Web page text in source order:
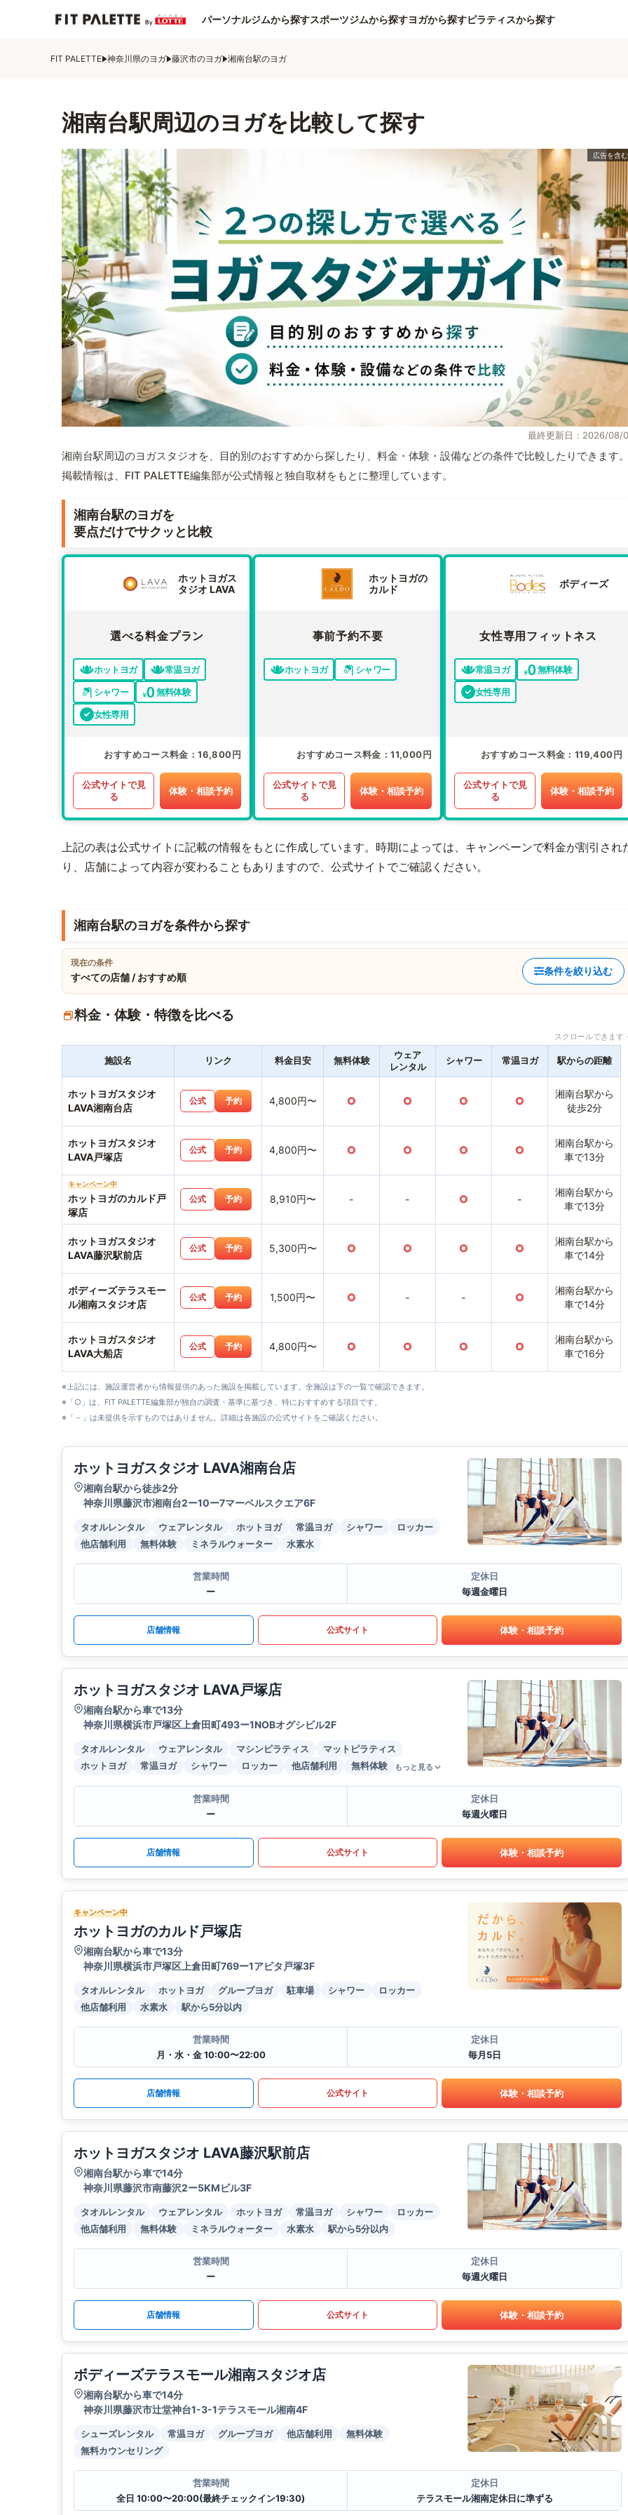
パーソナルジムから探すスポーツジムから探すヨガから探すピラティスから探す
FIT PALETTE 神奈川県のヨガ 藤沢市のヨガ 湘南台駅のヨガ
湘南台駅周辺のヨガを比較して探す
最終更新日：2026/08/
湘南台駅周辺のヨガスタジオを、目的別のおすすめから探したり、料金・体験・設備などの条件で比較したりできます
掲載情報は、FIT PALETTE編集部が公式情報と独自取材をもとに整理しています。
湘南台駅のヨガを
要点だけでサクッと比較
ホットヨガス
タジオ LAVA
選べる料金プラン
ホットヨガ
常温ヨガ
シャワー
無料体験
女性専用
おすすめコース料金 16,800円
公式サイトで見
る
体験・相談予約
ホットヨガの
カルド
事前予約不要
ホットヨガ シャワー
おすすめコース料金 11,000円
公式サイトで見
る
体験・相談予約
ボディーズ
女性専用フィットネス
常温ヨガ
無料体験
女性専用
おすすめコース料金 119,400円
公式サイトで見
る
体験・相談予約
上記の表は公式サイトに記載の情報をもとに作成しています。時期によっては、キャンペーンで料金が割引され
り、店舗によって内容が変わることもありますので、公式サイトでご確認ください。
湘南台駅のヨガを条件から探す
現在の条件
すべての店舗 / おすすめ順
条件を絞り込む
料金・体験・特徴を比べる
スクロールできま
施設名 リンク 料金目安 無料体験
ウェア
レンタル
シャワー 常温ヨガ 駅からの距離
ホットヨガスタジオ
LAVA湘南台店
公式 予約 4,800円〜 ○ ○ ○ ○
湘南台駅から
徒歩2分
ホットヨガスタジオ
LAVA戸塚店
公式 予約 4,800円〜 ○ ○ ○ ○
湘南台駅から
車で13分
キャンペーン中
ホットヨガのカルド戸
塚店
公式 予約 8,910円〜 - - ○ -
湘南台駅から
車で13分
ホットヨガスタジオ
LAVA藤沢駅前店
公式 予約 5,300円〜 ○ ○ ○ ○
湘南台駅から
車で14分
ボディーズテラスモー
ル湘南スタジオ店
公式 予約 1,500円〜 ○ - - ○
湘南台駅から
車で14分
ホットヨガスタジオ
LAVA大船店
公式 予約 4,800円〜 ○ ○ ○ ○
湘南台駅から
車で16分
※上記には、施設運営者から情報提供のあった施設を掲載しています。全施設は下の一覧で確認できます。
※「○」は、FIT PALETTE編集部が独自の調査・基準に基づき、特におすすめする項目です。
※「－」は未提供を示すものではありません。詳細は各施設の公式サイトをご確認ください。
ホットヨガスタジオ LAVA湘南台店
湘南台駅から徒歩2分
神奈川県藤沢市湘南台2ー10ー7マーベルスクエア6F
タオルレンタル ウェアレンタル ホットヨガ 常温ヨガ シャワー
ロッカー
他店舗利用
無料体験 ミネラルウォーター 水素水
営業時間
ー
定休日
毎週金曜日
店舗情報 公式サイト 体験・相談予約
ホットヨガスタジオ LAVA戸塚店
湘南台駅から車で13分
神奈川県横浜市戸塚区上倉田町493ー1NOBオグシビル2F
タオルレンタル ウェアレンタル マシンピラティス
マットピラティス
ホットヨガ
常温ヨガ シャワー ロッカー 他店舗利用 無料体験 もっと見る
営業時間
ー
定休日
毎週火曜日
店舗情報 公式サイト 体験・相談予約
キャンペーン中
ホットヨガのカルド戸塚店
湘南台駅から車で13分
神奈川県横浜市戸塚区上倉田町769ー1アピタ戸塚3F
タオルレンタル ホットヨガ グループヨガ 駐車場 シャワー
ロッカー
他店舗利用
水素水 駅から5分以内
営業時間
月・水・金 10:00〜22:00
定休日
毎月5日
店舗情報 公式サイト 体験・相談予約
ホットヨガスタジオ LAVA藤沢駅前店
湘南台駅から車で14分
神奈川県藤沢市南藤沢2ー5KMビル3F
タオルレンタル ウェアレンタル ホットヨガ 常温ヨガ シャワー
ロッカー
他店舗利用
無料体験 ミネラルウォーター 水素水 駅から5分以内
営業時間
ー
定休日
毎週火曜日
店舗情報 公式サイト 体験・相談予約
ボディーズテラスモール湘南スタジオ店
湘南台駅から車で14分
神奈川県藤沢市辻堂神台1-3-1テラスモール湘南4F
シューズレンタル 常温ヨガ グループヨガ 他店舗利用
無料体験
無料カウンセリング
営業時間
全日 10:00〜20:00(最終チェックイン19:30)
定休日
テラスモール湘南定休日に準ずる